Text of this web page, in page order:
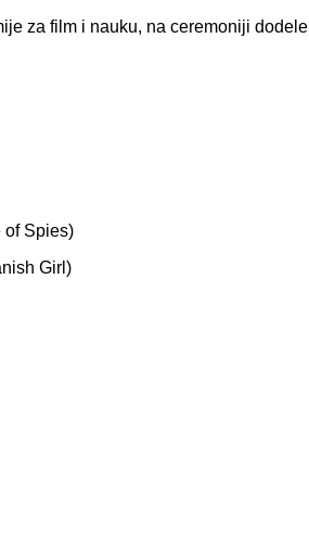
za film i nauku, na ceremoniji dodele
of Spies)
Girl)